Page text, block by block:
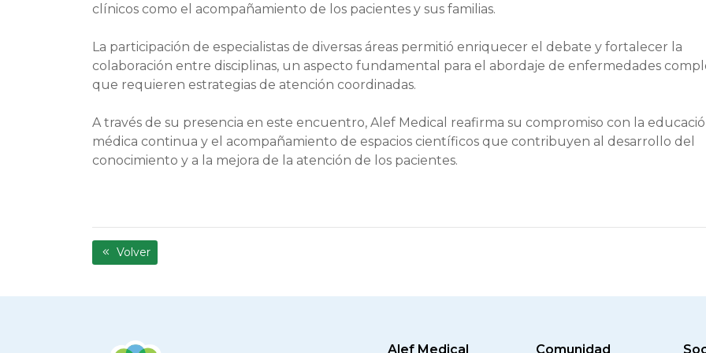
clínicos como el acompañamiento de los pacientes y sus familias.
La participación de especialistas de diversas áreas permitió enriquecer el debate y fortalecer la
colaboración entre disciplinas, un aspecto fundamental para el abordaje de enfermedades
que requieren estrategias de atención coordinadas.
A través de su presencia en este encuentro, Alef Medical reafirma su compromiso con la
médica continua y el acompañamiento de espacios científicos que contribuyen al desarrollo del
conocimiento y a la mejora de la atención de los pacientes.
Volver
Alef Medical Comunidad